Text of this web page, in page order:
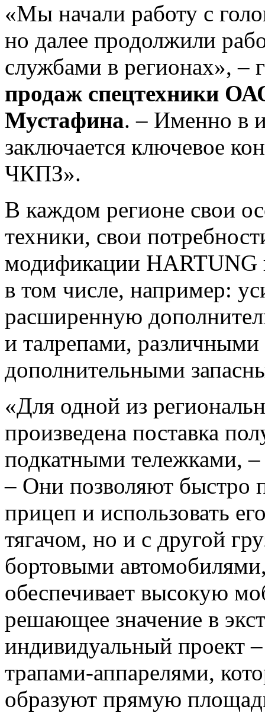
«Мы начали работу с
но далее продолжили
службами в регионах», –
продаж спецтехники
Мустафина. – Именно в
заключается ключевое
ЧКПЗ».
В каждом регионе свои
техники, свои
модификации HARTUNG
в том числе, например:
расширенную
и талрепами,
дополнительными
«Для одной из
произведена поставка
подкатными тележками,
– Они позволяют быстро
прицеп и использовать
тягачом, но и с другой
бортовыми
обеспечивает высокую
решающее значение в
индивидуальный проект
трапами-аппарелями,
образуют прямую